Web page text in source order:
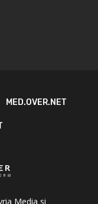
MED.OVER.NET
Media si